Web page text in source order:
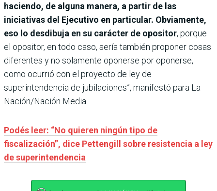
haciendo, de alguna manera, a partir de las
iniciativas del Ejecutivo en particular. Obviamente,
eso lo desdibuja en su carácter de opositor, porque
el opositor, en todo caso, sería también proponer cosas
diferentes y no solamente oponerse por oponerse,
como ocurrió con el proyecto de ley de
superintendencia de jubilaciones”, manifestó para La
Nación/Nación Media.
Podés leer: “No quieren ningún tipo de
fiscalización”, dice Pettengill sobre resistencia a ley
de superintendencia